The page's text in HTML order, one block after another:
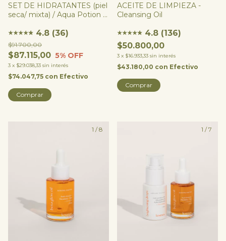
SET DE HIDRATANTES (piel
seca/ mixta) / Aqua Potion +
★★★★★
★ 4.8 (36)
$87.115,00
$91.700,00
5% OFF
3 x $29.038,33 sin interés
$74.047,75 con Efectivo
ACEITE DE LIMPIEZA -
Cleansing Oil
★★★★★
★ 4.8 (136)
$50.800,00
3 x $16.933,33 sin interés
$43.180,00 con Efectivo
1 /8 1 /7